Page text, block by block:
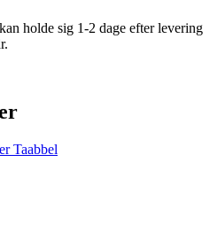
holde sig 1-2 dage efter levering